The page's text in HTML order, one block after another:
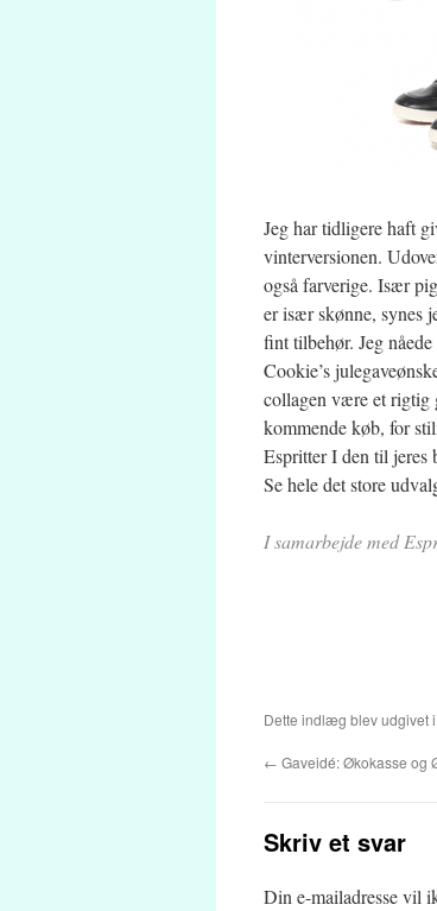
Jeg har tidligere haft
vinterversionen.
også farverige. Især
er især skønne, synes
fint tilbehør. Jeg
Cookie’s
collagen være et rigtig
kommende køb, for
Espritter I den til jeres
Se hele det store
I samarbejde med
Dette indlæg blev udgivet i
← Gaveidé: Økokasse og
Skriv et svar
Din e-mailadresse vil